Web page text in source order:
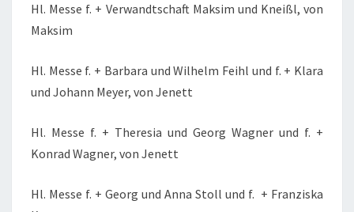
Hl. Messe f. + Verwandtschaft Maksim und Kneißl, von
Maksim
Hl. Messe f. + Barbara und Wilhelm Feihl und f. + Klara
und Johann Meyer, von Jenett
Hl. Messe f. + Theresia und Georg Wagner und f. +
Konrad Wagner, von Jenett
Hl. Messe f. + Georg und Anna Stoll und f. + Franziska